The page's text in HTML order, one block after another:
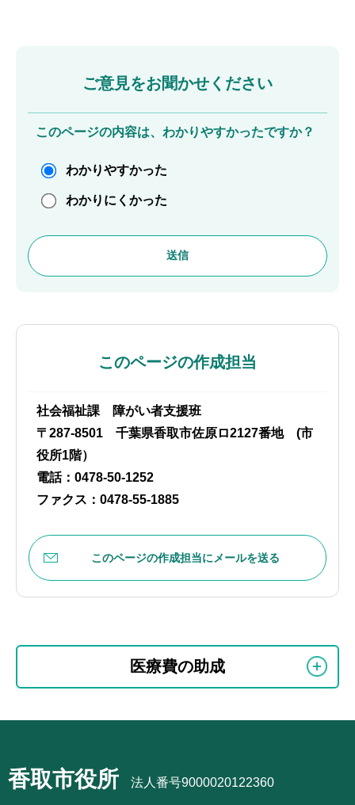
ご意見をお聞かせください
このページの内容は、わかりやすかったですか？
わかりやすかった
わかりにくかった
このページの作成担当
社会福祉課 障がい者支援班
〒287-8501 千葉県香取市佐原ロ2127番地 (市
役所1階）
電話：0478-50-1252
ファクス：0478-55-1885
このページの作成担当にメールを送る
こ
ビ
ー
シ
医療費の助成
ナ
香取市役所 法人番号9000020122360